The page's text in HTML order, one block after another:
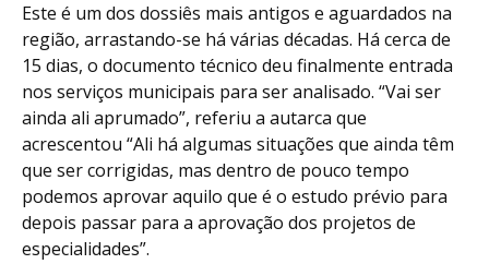
Este é um dos dossiês mais antigos e aguardados na
região, arrastando-se há várias décadas. Há cerca de
15 dias, o documento técnico deu finalmente entrada
nos serviços municipais para ser analisado. “Vai ser
ainda ali aprumado”, referiu a autarca que
acrescentou “Ali há algumas situações que ainda têm
que ser corrigidas, mas dentro de pouco tempo
podemos aprovar aquilo que é o estudo prévio para
depois passar para a aprovação dos projetos de
especialidades”.